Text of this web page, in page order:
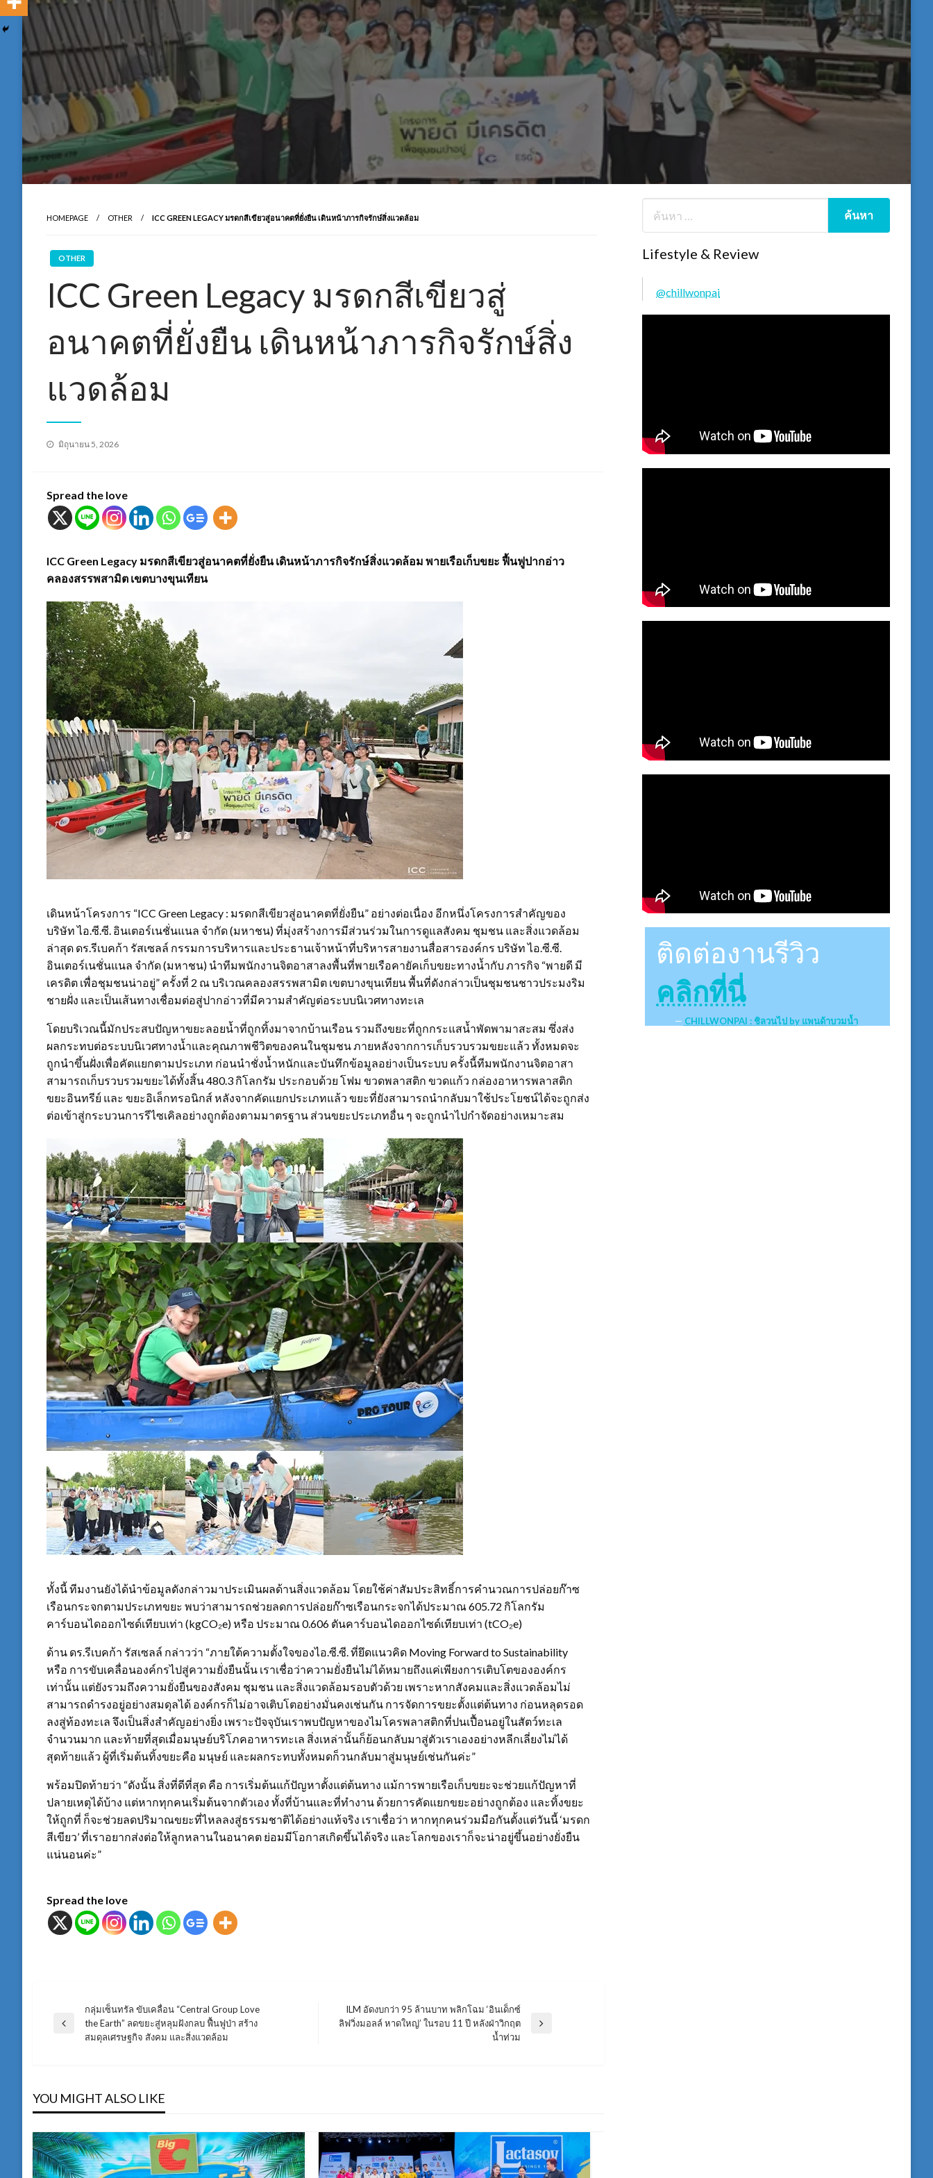
HOMEPAGE OTHER ICC GREEN LEGACY มรดกสีเขียวสู่อนาคตที่ยั่งยืน เดินหน้าภารกิจรักษ์สิ่งแวดล้อม
OTHER
ICC Green Legacy มรดกสีเขียวสู่
อนาคตที่ยั่งยืน เดินหน้าภารกิจรักษ์สิ่ง
แวดล้อม
Posted
มิถุนายน 5, 2026
Spread the love
ICC Green Legacy มรดกสีเขียวสู่อนาคตที่ยั่งยืน เดินหน้าภารกิจรักษ์สิ่งแวดล้อม พายเรือเก็บขยะ ฟื้นฟูปากอ่าว
คลองสรรพสามิต เขตบางขุนเทียน
เดินหน้าโครงการ “ICC Green Legacy : มรดกสีเขียวสู่อนาคตที่ยั่งยืน” อย่างต่อเนื่อง อีกหนึ่งโครงการสำคัญของ
บริษัท ไอ.ซี.ซี. อินเตอร์เนชั่นแนล จำกัด (มหาชน) ที่มุ่งสร้างการมีส่วนร่วมในการดูแลสังคม ชุมชน และสิ่งแวดล้อม
ล่าสุด ดร.รีเบคก้า รัสเซลล์ กรรมการบริหารและประธานเจ้าหน้าที่บริหารสายงานสื่อสารองค์กร บริษัท ไอ.ซี.ซี.
อินเตอร์เนชั่นแนล จำกัด (มหาชน) นำทีมพนักงานจิตอาสาลงพื้นที่พายเรือคายัคเก็บขยะทางน้ำกับ ภารกิจ “พายดี มี
เครดิต เพื่อชุมชนน่าอยู่” ครั้งที่ 2 ณ บริเวณคลองสรรพสามิต เขตบางขุนเทียน พื้นที่ดังกล่าวเป็นชุมชนชาวประมงริม
ชายฝั่ง และเป็นเส้นทางเชื่อมต่อสู่ปากอ่าวที่มีความสำคัญต่อระบบนิเวศทางทะเล
โดยบริเวณนี้มักประสบปัญหาขยะลอยน้ำที่ถูกทิ้งมาจากบ้านเรือน รวมถึงขยะที่ถูกกระแสน้ำพัดพามาสะสม ซึ่งส่ง
ผลกระทบต่อระบบนิเวศทางน้ำและคุณภาพชีวิตของคนในชุมชน ภายหลังจากการเก็บรวบรวมขยะแล้ว ทั้งหมดจะ
ถูกนำขึ้นฝั่งเพื่อคัดแยกตามประเภท ก่อนนำชั่งน้ำหนักและบันทึกข้อมูลอย่างเป็นระบบ ครั้งนี้ทีมพนักงานจิตอาสา
สามารถเก็บรวบรวมขยะได้ทั้งสิ้น 480.3 กิโลกรัม ประกอบด้วย โฟม ขวดพลาสติก ขวดแก้ว กล่องอาหารพลาสติก
ขยะอินทรีย์ และ ขยะอิเล็กทรอนิกส์ หลังจากคัดแยกประเภทแล้ว ขยะที่ยังสามารถนำกลับมาใช้ประโยชน์ได้จะถูกส่ง
ต่อเข้าสู่กระบวนการรีไซเคิลอย่างถูกต้องตามมาตรฐาน ส่วนขยะประเภทอื่น ๆ จะถูกนำไปกำจัดอย่างเหมาะสม
ทั้งนี้ ทีมงานยังได้นำข้อมูลดังกล่าวมาประเมินผลด้านสิ่งแวดล้อม โดยใช้ค่าสัมประสิทธิ์การคำนวณการปล่อยก๊าซ
เรือนกระจกตามประเภทขยะ พบว่าสามารถช่วยลดการปล่อยก๊าซเรือนกระจกได้ประมาณ 605.72 กิโลกรัม
คาร์บอนไดออกไซด์เทียบเท่า (kgCO₂e) หรือ ประมาณ 0.606 ตันคาร์บอนไดออกไซด์เทียบเท่า (tCO₂e)
ด้าน ดร.รีเบคก้า รัสเซลล์ กล่าวว่า “ภายใต้ความตั้งใจของไอ.ซี.ซี. ที่ยึดแนวคิด Moving Forward to Sustainability
หรือ การขับเคลื่อนองค์กรไปสู่ความยั่งยืนนั้น เราเชื่อว่าความยั่งยืนไม่ได้หมายถึงแค่เพียงการเติบโตขององค์กร
เท่านั้น แต่ยังรวมถึงความยั่งยืนของสังคม ชุมชน และสิ่งแวดล้อมรอบตัวด้วย เพราะหากสังคมและสิ่งแวดล้อมไม่
สามารถดำรงอยู่อย่างสมดุลได้ องค์กรก็ไม่อาจเติบโตอย่างมั่นคงเช่นกัน การจัดการขยะตั้งแต่ต้นทาง ก่อนหลุดรอด
ลงสู่ท้องทะเล จึงเป็นสิ่งสำคัญอย่างยิ่ง เพราะปัจจุบันเราพบปัญหาของไมโครพลาสติกที่ปนเปื้อนอยู่ในสัตว์ทะเล
จำนวนมาก และท้ายที่สุดเมื่อมนุษย์บริโภคอาหารทะเล สิ่งเหล่านั้นก็ย้อนกลับมาสู่ตัวเราเองอย่างหลีกเลี่ยงไม่ได้
สุดท้ายแล้ว ผู้ที่เริ่มต้นทิ้งขยะคือ มนุษย์ และผลกระทบทั้งหมดก็วนกลับมาสู่มนุษย์เช่นกันค่ะ”
พร้อมปิดท้ายว่า “ดังนั้น สิ่งที่ดีที่สุด คือ การเริ่มต้นแก้ปัญหาตั้งแต่ต้นทาง แม้การพายเรือเก็บขยะจะช่วยแก้ปัญหาที่
ปลายเหตุได้บ้าง แต่หากทุกคนเริ่มต้นจากตัวเอง ทั้งที่บ้านและที่ทำงาน ด้วยการคัดแยกขยะอย่างถูกต้อง และทิ้งขยะ
ให้ถูกที่ ก็จะช่วยลดปริมาณขยะที่ไหลลงสู่ธรรมชาติได้อย่างแท้จริง เราเชื่อว่า หากทุกคนร่วมมือกันตั้งแต่วันนี้ ‘มรดก
สีเขียว’ ที่เราอยากส่งต่อให้ลูกหลานในอนาคต ย่อมมีโอกาสเกิดขึ้นได้จริง และโลกของเราก็จะน่าอยู่ขึ้นอย่างยั่งยืน
แน่นอนค่ะ”
Spread the love
แนะแนว
Previous
กลุ่มเซ็นทรัล ขับเคลื่อน “Central Group Love
the Earth” ลดขยะสู่หลุมฝังกลบ ฟื้นฟูป่า สร้าง
สมดุลเศรษฐกิจ สังคม และสิ่งแวดล้อม
Next
ILM อัดงบกว่า 95 ล้านบาท พลิกโฉม ‘อินเด็กซ์
ลิฟวิ่งมอลล์ หาดใหญ่’ ในรอบ 11 ปี หลังฝ่าวิกฤต
น้ำท่วม
YOU MIGHT ALSO LIKE
Lifestyle & Review
@chillwonpai
ติดต่องานรีวิว
คลิกที่นี่
CHILLWONPAI : ชิลวนไป by แพนด้าบวมน้ำ